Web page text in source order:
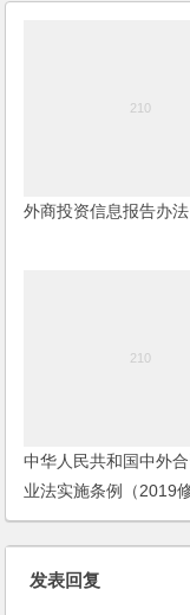
外商投资信息报告办法
中华人民共和国中外
业法实施条例（2019修
发表回复